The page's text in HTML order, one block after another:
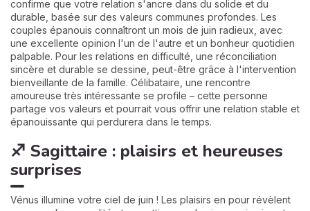
confirme que votre relation s'ancre dans du solide et du
durable, basée sur des valeurs communes profondes. Les
couples épanouis connaîtront un mois de juin radieux, avec
une excellente opinion l'un de l'autre et un bonheur quotidien
palpable. Pour les relations en difficulté, une réconciliation
sincère et durable se dessine, peut-être grâce à l'intervention
bienveillante de la famille. Célibataire, une rencontre
amoureuse très intéressante se profile – cette personne
partage vos valeurs et pourrait vous offrir une relation stable et
épanouissante qui perdurera dans le temps.
♐ Sagittaire : plaisirs et heureuses
surprises
Vénus illumine votre ciel de juin ! Les plaisirs en pour révèlent